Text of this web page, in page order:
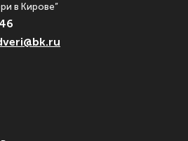
в Кирове”